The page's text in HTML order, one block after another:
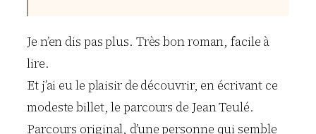
Je n’en dis pas plus. Très bon roman, facile à
lire.
Et j’ai eu le plaisir de découvrir, en écrivant ce
modeste billet, le parcours de Jean Teulé.
Parcours original, d’une personne qui semble